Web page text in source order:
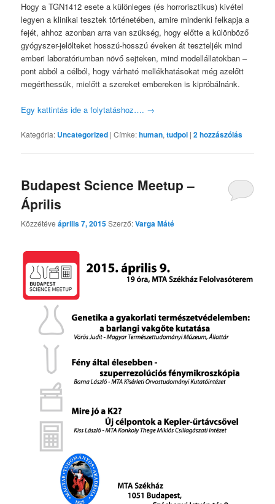
Hogy a TGN1412 esete a különleges (és horrorisztikus) kivétel
legyen a klinikai tesztek történetében, amire mindenki felkapja a
fejét, ahhoz azonban arra van szükség, hogy előtte a különböző
gyógyszer-jelölteket hosszú-hosszú éveken át teszteljék mind
emberi laboratóriumban növő sejteken, mind modellállatokban –
pont abból a célból, hogy várható mellékhatásokat még azelőtt
megérthessük, mielőtt a szereket embereken is kipróbálnánk.
Egy kattintás ide a folytatáshoz…. →
Kategória: Uncategorized |Címke:human,tudpol |2hozzászólás
Budapest Science Meetup –
Április
Közzétéveáprilis 7, 2015Szerző:Varga Máté